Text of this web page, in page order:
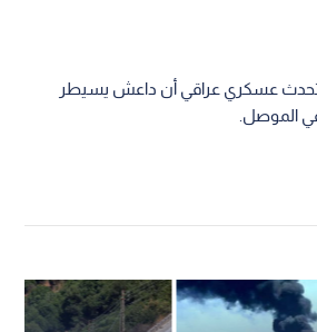
متحدث عسكري عراقي أن داعش يسيطر